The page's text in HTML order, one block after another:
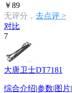
￥89
无评分， 去点评 >
对比
7
大唐卫士DT7181
综合介绍|参数|图片|